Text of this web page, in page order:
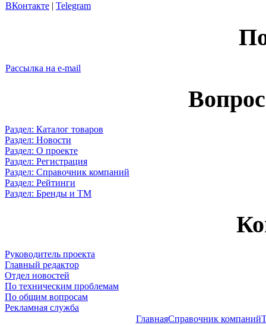
ВКонтакте | Telegram
Рассылка на e-mail
Раздел: Каталог товаров
Раздел: Новости
Раздел: О проекте
Раздел: Регистрация
Раздел: Справочник компаний
Раздел: Рейтинги
Раздел: Бренды и ТМ
Руководитель проекта
Главный редактор
Отдел новостей
По техническим проблемам
По общим вопросам
Рекламная служба
ГлавнаяСправочник компаний